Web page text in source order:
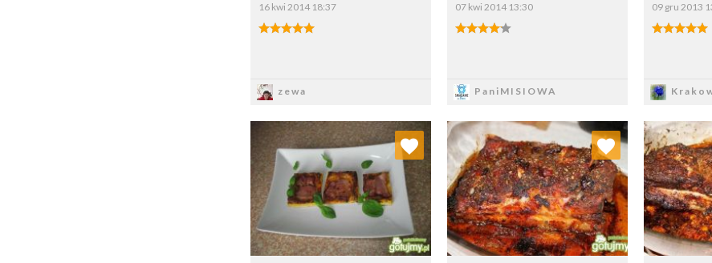
16 kwi 2014 18:37
zewa
07 kwi 2014 13:30
PaniMISIOWA
09 gru 2013
Dodaj do ulubionych
Wybierz listę:
Dodaj do ulubionych
Wybierz listę: